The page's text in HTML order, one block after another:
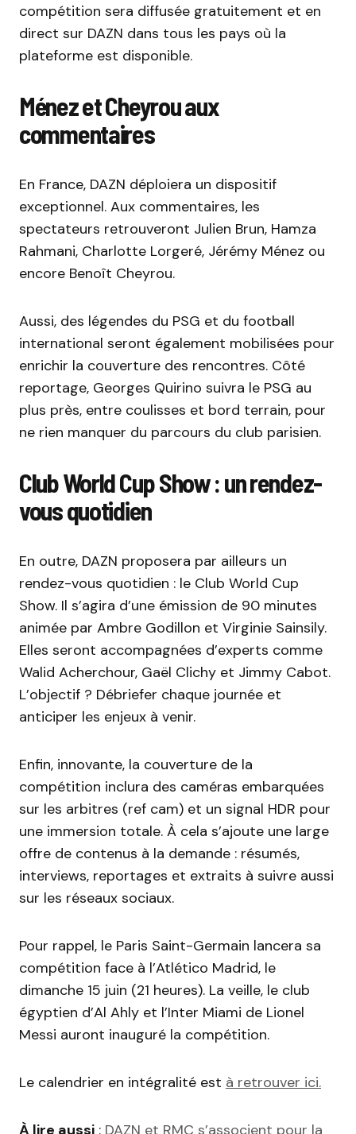
compétition sera diffusée gratuitement et en
direct sur DAZN dans tous les pays où la
plateforme est disponible.
Ménez et Cheyrou aux
commentaires
En France, DAZN déploiera un dispositif
exceptionnel. Aux commentaires, les
spectateurs retrouveront Julien Brun, Hamza
Rahmani, Charlotte Lorgeré, Jérémy Ménez ou
encore Benoît Cheyrou.
Aussi, des légendes du PSG et du football
international seront également mobilisées pour
enrichir la couverture des rencontres. Côté
reportage, Georges Quirino suivra le PSG au
plus près, entre coulisses et bord terrain, pour
ne rien manquer du parcours du club parisien.
Club World Cup Show : un rendez-
vous quotidien
En outre, DAZN proposera par ailleurs un
rendez-vous quotidien : le Club World Cup
Show. Il s’agira d’une émission de 90 minutes
animée par Ambre Godillon et Virginie Sainsily.
Elles seront accompagnées d’experts comme
Walid Acherchour, Gaël Clichy et Jimmy Cabot.
L’objectif ? Débriefer chaque journée et
anticiper les enjeux à venir.
Enfin, innovante, la couverture de la
compétition inclura des caméras embarquées
sur les arbitres (ref cam) et un signal HDR pour
une immersion totale. À cela s’ajoute une large
offre de contenus à la demande : résumés,
interviews, reportages et extraits à suivre aussi
sur les réseaux sociaux.
Pour rappel, le Paris Saint-Germain lancera sa
compétition face à l’Atlético Madrid, le
dimanche 15 juin (21 heures). La veille, le club
égyptien d’Al Ahly et l’Inter Miami de Lionel
Messi auront inauguré la compétition.
Le calendrier en intégralité est à retrouver ici.
À lire aussi : DAZN et RMC s’associent pour la